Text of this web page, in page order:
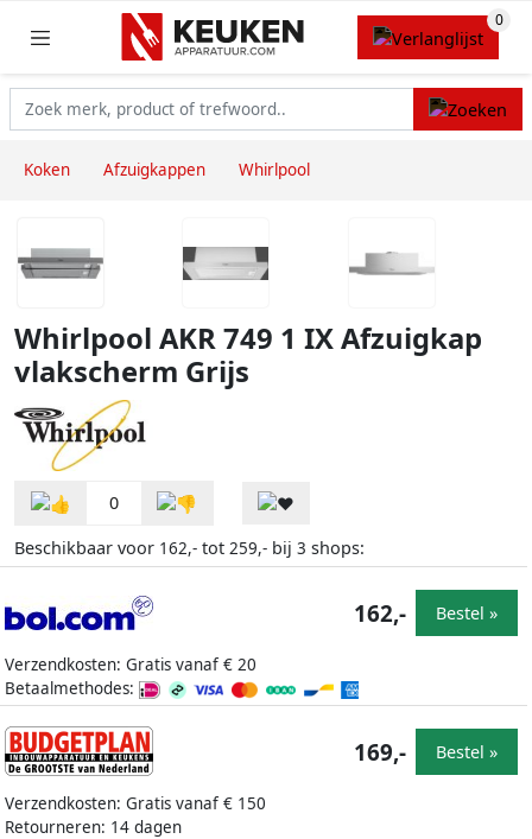
Koken Afzuigkappen Whirlpool
Whirlpool AKR 749 1 IX Afzuigkap
vlakscherm Grijs
0
Beschikbaar voor 162,- tot 259,- bij 3 shops:
Verzendkosten: Gratis vanaf € 20
Betaalmethodes:
162,- Bestel »
Verzendkosten: Gratis vanaf € 150
Retourneren: 14 dagen
169,- Bestel »